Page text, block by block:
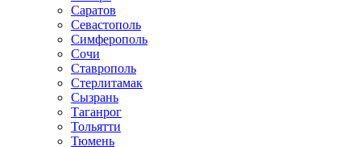
Саратов
Севастополь
Симферополь
Сочи
Ставрополь
Стерлитамак
Сызрань
Таганрог
Тольятти
Тюмень